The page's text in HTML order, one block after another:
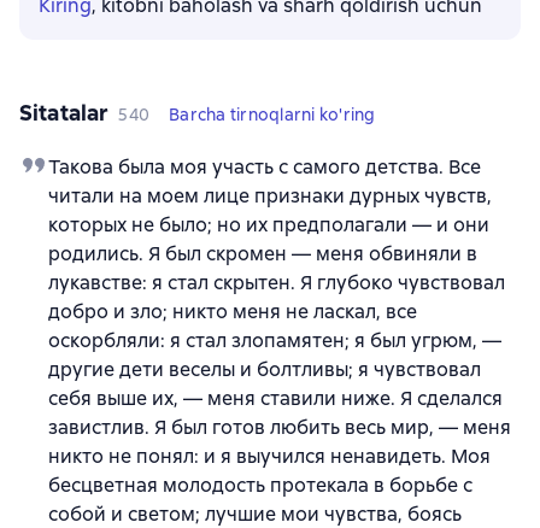
Sitatalar 540 Barcha tirnoqlarni ko'ring
Такова была моя участь с самого детства. Все
читали на моем лице признаки дурных чувств,
которых не было; но их предполагали — и они
родились. Я был скромен — меня обвиняли в
лукавстве: я стал скрытен. Я глубоко чувствовал
добро и зло; никто меня не ласкал, все
оскорбляли: я стал злопамятен; я был угрюм, —
другие дети веселы и болтливы; я чувствовал
себя выше их, — меня ставили ниже. Я сделался
завистлив. Я был готов любить весь мир, — меня
никто не понял: и я выучился ненавидеть. Моя
бесцветная молодость протекала в борьбе с
собой и светом; лучшие мои чувства, боясь